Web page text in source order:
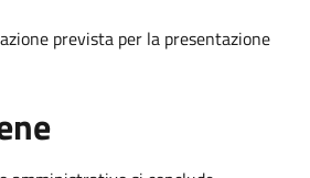
prevista per la presentazione